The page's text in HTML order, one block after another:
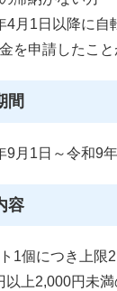
4月1日以降に
金を申請したこ
間
9月1日～令和9
容
1個につき上限
上2,000円未満